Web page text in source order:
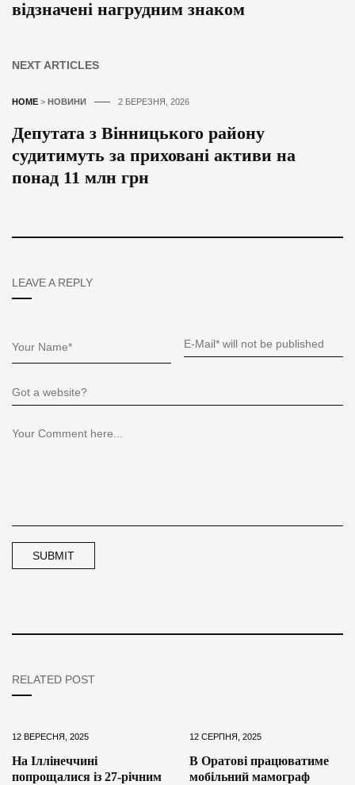
відзначені нагрудним знаком
NEXT ARTICLES
HOME > НОВИНИ 2 БЕРЕЗНЯ, 2026
Депутата з Вінницького району
судитимуть за приховані активи на
понад 11 млн грн
LEAVE A REPLY
RELATED POST
12 ВЕРЕСНЯ, 2025
На Іллінеччині
попрощалися із 27-річним
12 СЕРПНЯ, 2025
В Оратові працюватиме
мобільний мамограф